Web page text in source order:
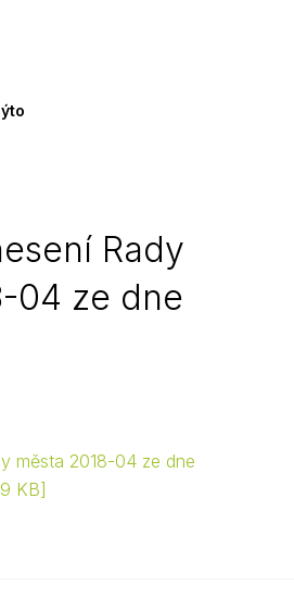
Rady
04 ze dne
města 2018-04 ze dne
KB